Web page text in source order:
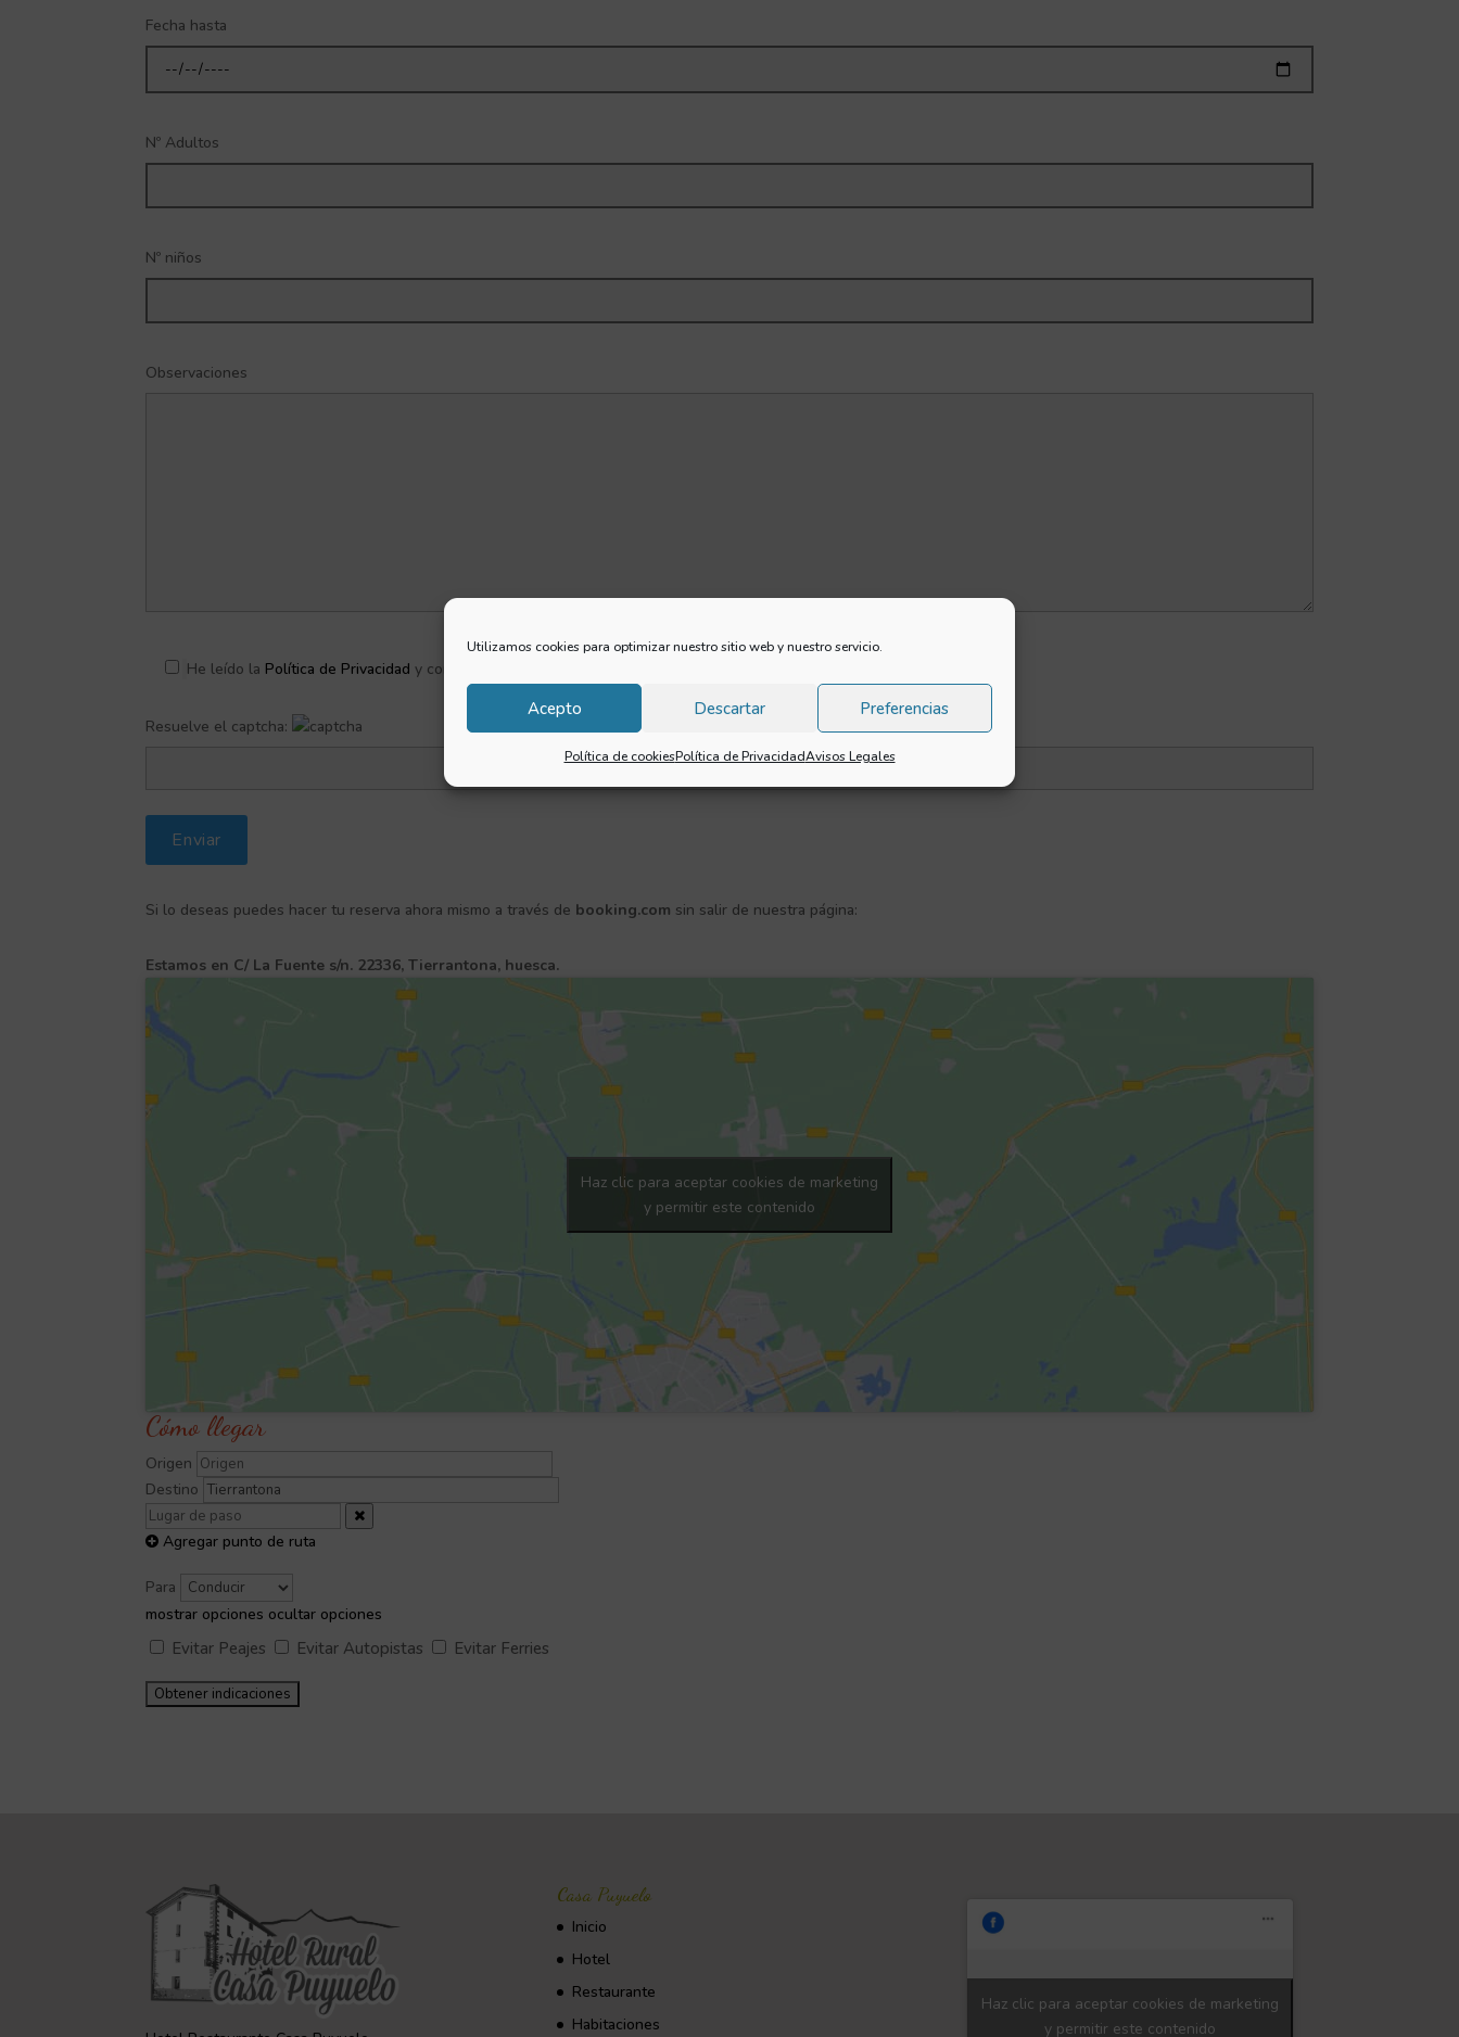
Utilizamos cookies para optimizar nuestro sitio web y nuestro servicio.
Acepto Descartar Preferencias
Política de cookiesPolítica de PrivacidadAvisos Legales
Fecha hasta
Nº Adultos
Nº niños
Observaciones
He leído la Política de Privacidad y consiento que registren los datos de este formulario.
Resuelve el captcha:
Alternative:
Si lo deseas puedes hacer tu reserva ahora mismo a través de booking.com sin salir de nuestra página:
Estamos en C/ La Fuente s/n. 22336, Tierrantona, huesca.
Haz clic para aceptar cookies de marketing
y permitir este contenido
Cómo llegar
Origen
Destino
Agregar punto de ruta
Para
mostrar opciones ocultar opciones
Evitar Peajes Evitar Autopistas Evitar Ferries
Casa Puyuelo
Inicio
Hotel
Restaurante
Habitaciones
Haz clic para aceptar cookies de marketing
y permitir este contenido